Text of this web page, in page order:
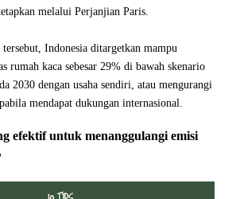
melalui Perjanjian Paris.
Indonesia ditargetkan mampu
rumah kaca sebesar 29% di bawah skenario
2030 dengan usaha sendiri, atau mengurangi
mendapat dukungan internasional.
efektif untuk menanggulangi emisi